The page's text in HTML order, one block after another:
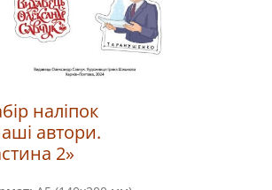
наліпок
автори.
2»